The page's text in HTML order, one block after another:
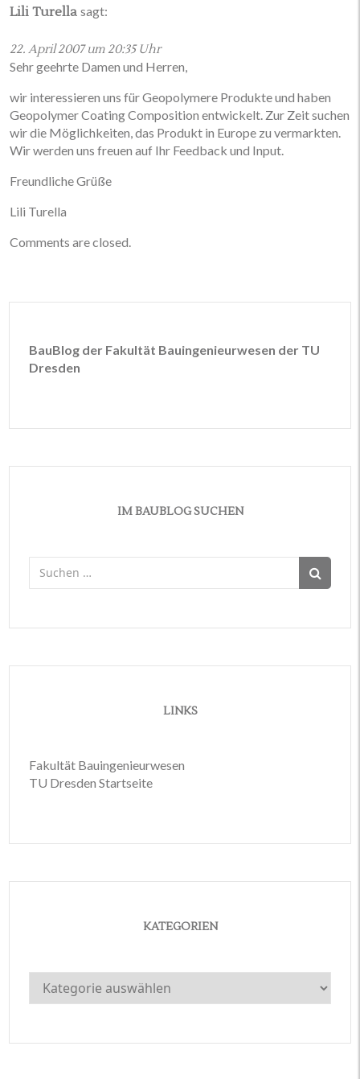
Lili Turella sagt:
22. April 2007 um 20:35 Uhr
Sehr geehrte Damen und Herren,
wir interessieren uns für Geopolymere Produkte und haben
Geopolymer Coating Composition entwickelt. Zur Zeit suchen
wir die Möglichkeiten, das Produkt in Europe zu vermarkten.
Wir werden uns freuen auf Ihr Feedback und Input.
Freundliche Grüße
Lili Turella
Comments are closed.
BauBlog der Fakultät Bauingenieurwesen der TU
Dresden
IM BAUBLOG SUCHEN
Suchen
nach:
LINKS
Fakultät Bauingenieurwesen
TU Dresden Startseite
KATEGORIEN
Kategorien